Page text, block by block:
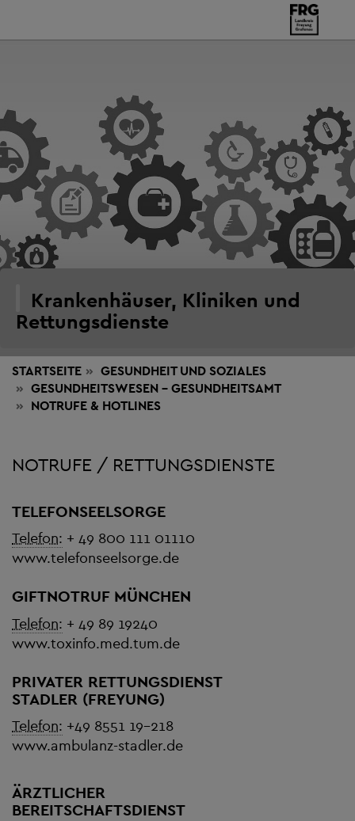
Krankenhäuser, Kliniken und
Rettungsdienste
STARTSEITE GESUNDHEITUND SOZIALES
GESUNDHEITSWESEN - GESUNDHEITSAMT
NOTRUFE & HOTLINES
NOTRUFE / RETTUNGSDIENSTE
TELEFONSEELSORGE
Telefon: + 49 800 111 01110
www.telefonseelsorge.de
GIFTNOTRUF MÜNCHEN
Telefon: + 49 89 19240
www.toxinfo.med.tum.de
PRIVATER RETTUNGSDIENST
STADLER (FREYUNG)
Telefon: +49 8551 19-218
www.ambulanz-stadler.de
ÄRZTLICHER
BEREITSCHAFTSDIENST